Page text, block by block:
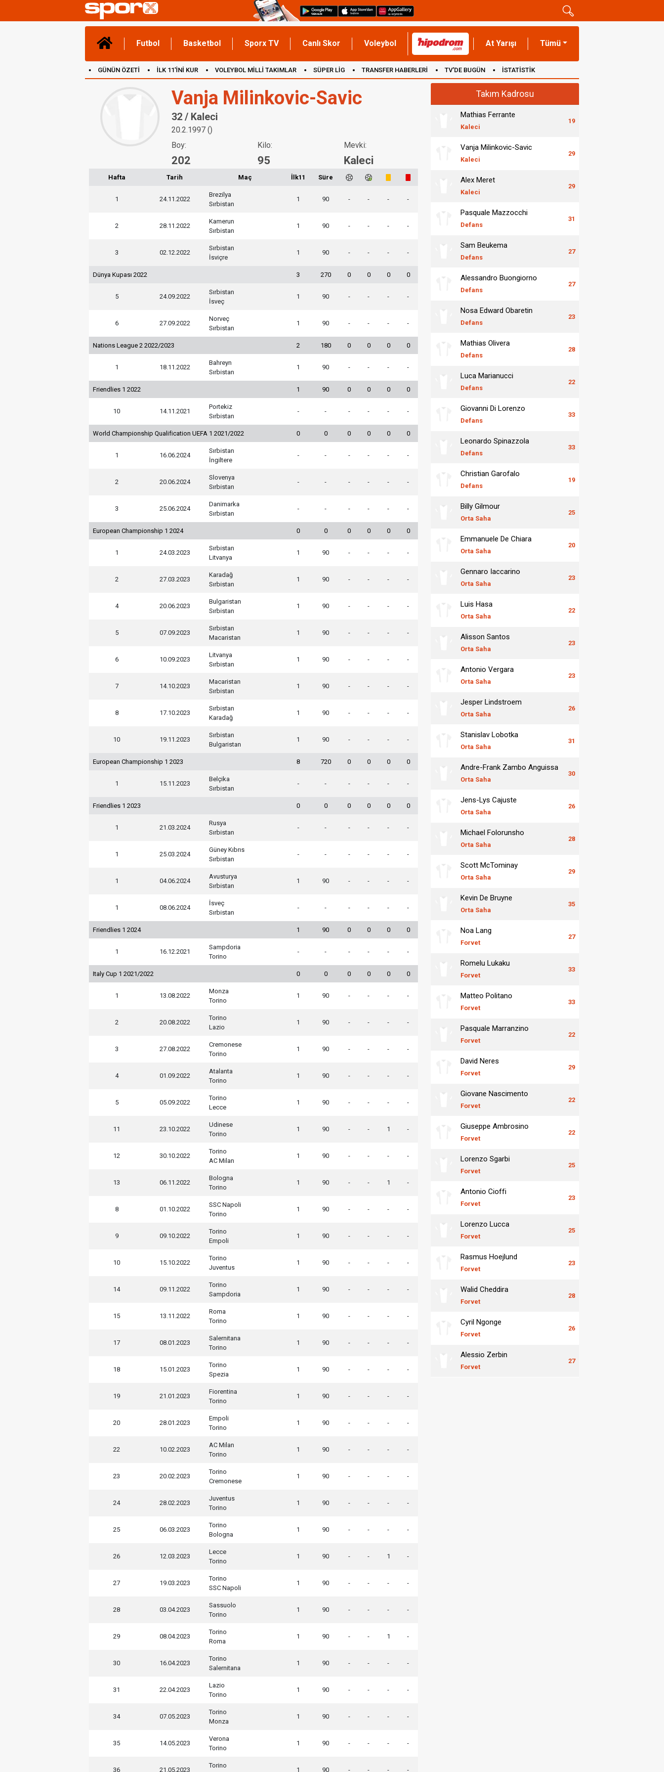
Futbol Basketbol Sporx TV Canlı Skor Voleybol At Yarışı Tümü
GÜNÜN ÖZETİ İLK 11'İNİ KUR VOLEYBOL MİLLİ TAKIMLAR SÜPER LİG TRANSFER HABERLERİ TV'DE BUGÜN İSTATİSTİK
Vanja Milinkovic-Savic
32 / Kaleci
20.2.1997 ()
Boy:
202
Kilo:
95
Mevki:
Kaleci
Hafta Tarih Maç İlk11 Süre
1 24.11.2022
Brezilya
Sırbistan
1 90 - - - -
2 28.11.2022
Kamerun
Sırbistan
1 90 - - - -
3 02.12.2022
Sırbistan
İsviçre
1 90 - - - -
Dünya Kupası 2022 3 270 0 0 0 0
5 24.09.2022
Sırbistan
İsveç
1 90 - - - -
6 27.09.2022
Norveç
Sırbistan
1 90 - - - -
Nations League 2 2022/2023 2 180 0 0 0 0
1 18.11.2022
Bahreyn
Sırbistan
1 90 - - - -
Friendlies 1 2022 1 90 0 0 0 0
10 14.11.2021
Portekiz
Sırbistan
- - - - - -
World Championship Qualification UEFA 1 2021/2022 0 0 0 0 0 0
1 16.06.2024
Sırbistan
İngiltere
- - - - - -
2 20.06.2024
Slovenya
Sırbistan
- - - - - -
3 25.06.2024
Danimarka
Sırbistan
- - - - - -
European Championship 1 2024 0 0 0 0 0 0
1 24.03.2023
Sırbistan
Litvanya
1 90 - - - -
2 27.03.2023
Karadağ
Sırbistan
1 90 - - - -
4 20.06.2023
Bulgaristan
Sırbistan
1 90 - - - -
5 07.09.2023
Sırbistan
Macaristan
1 90 - - - -
6 10.09.2023
Litvanya
Sırbistan
1 90 - - - -
7 14.10.2023
Macaristan
Sırbistan
1 90 - - - -
8 17.10.2023
Sırbistan
Karadağ
1 90 - - - -
10 19.11.2023
Sırbistan
Bulgaristan
1 90 - - - -
European Championship 1 2023 8 720 0 0 0 0
1 15.11.2023
Belçika
Sırbistan
- - - - - -
Friendlies 1 2023 0 0 0 0 0 0
1 21.03.2024
Rusya
Sırbistan
- - - - - -
1 25.03.2024
Güney Kıbrıs
Sırbistan
- - - - - -
1 04.06.2024
Avusturya
Sırbistan
1 90 - - - -
1 08.06.2024
İsveç
Sırbistan
- - - - - -
Friendlies 1 2024 1 90 0 0 0 0
1 16.12.2021
Sampdoria
Torino
- - - - - -
Italy Cup 1 2021/2022 0 0 0 0 0 0
1 13.08.2022
Monza
Torino
1 90 - - - -
2 20.08.2022
Torino
Lazio
1 90 - - - -
3 27.08.2022
Cremonese
Torino
1 90 - - - -
4 01.09.2022
Atalanta
Torino
1 90 - - - -
5 05.09.2022
Torino
Lecce
1 90 - - - -
11 23.10.2022
Udinese
Torino
1 90 - - 1 -
12 30.10.2022
Torino
AC Milan
1 90 - - - -
13 06.11.2022
Bologna
Torino
1 90 - - 1 -
8 01.10.2022
SSC Napoli
Torino
1 90 - - - -
9 09.10.2022
Torino
Empoli
1 90 - - - -
10 15.10.2022
Torino
Juventus
1 90 - - - -
14 09.11.2022
Torino
Sampdoria
1 90 - - - -
15 13.11.2022
Roma
Torino
1 90 - - - -
17 08.01.2023
Salernitana
Torino
1 90 - - - -
18 15.01.2023
Torino
Spezia
1 90 - - - -
19 21.01.2023
Fiorentina
Torino
1 90 - - - -
20 28.01.2023
Empoli
Torino
1 90 - - - -
22 10.02.2023
AC Milan
Torino
1 90 - - - -
23 20.02.2023
Torino
Cremonese
1 90 - - - -
24 28.02.2023
Juventus
Torino
1 90 - - - -
25 06.03.2023
Torino
Bologna
1 90 - - - -
26 12.03.2023
Lecce
Torino
1 90 - - 1 -
27 19.03.2023
Torino
SSC Napoli
1 90 - - - -
28 03.04.2023
Sassuolo
Torino
1 90 - - - -
29 08.04.2023
Torino
Roma
1 90 - - 1 -
30 16.04.2023
Torino
Salernitana
1 90 - - - -
31 22.04.2023
Lazio
Torino
1 90 - - - -
34 07.05.2023
Torino
Monza
1 90 - - - -
35 14.05.2023
Verona
Torino
1 90 - - - -
36 21.05.2023
Torino
1 90 - - - -
Takım Kadrosu
Mathias Ferrante
Kaleci
19
Vanja Milinkovic-Savic
Kaleci
29
Alex Meret
Kaleci
29
Pasquale Mazzocchi
Defans
31
Sam Beukema
Defans
27
Alessandro Buongiorno
Defans
27
Nosa Edward Obaretin
Defans
23
Mathias Olivera
Defans
28
Luca Marianucci
Defans
22
Giovanni Di Lorenzo
Defans
33
Leonardo Spinazzola
Defans
33
Christian Garofalo
Defans
19
Billy Gilmour
Orta Saha
25
Emmanuele De Chiara
Orta Saha
20
Gennaro Iaccarino
Orta Saha
23
Luis Hasa
Orta Saha
22
Alisson Santos
Orta Saha
23
Antonio Vergara
Orta Saha
23
Jesper Lindstroem
Orta Saha
26
Stanislav Lobotka
Orta Saha
31
Andre-Frank Zambo Anguissa
Orta Saha
30
Jens-Lys Cajuste
Orta Saha
26
Michael Folorunsho
Orta Saha
28
Scott McTominay
Orta Saha
29
Kevin De Bruyne
Orta Saha
35
Noa Lang
Forvet
27
Romelu Lukaku
Forvet
33
Matteo Politano
Forvet
33
Pasquale Marranzino
Forvet
22
David Neres
Forvet
29
Giovane Nascimento
Forvet
22
Giuseppe Ambrosino
Forvet
22
Lorenzo Sgarbi
Forvet
25
Antonio Cioffi
Forvet
23
Lorenzo Lucca
Forvet
25
Rasmus Hoejlund
Forvet
23
Walid Cheddira
Forvet
28
Cyril Ngonge
Forvet
26
Alessio Zerbin
Forvet
27